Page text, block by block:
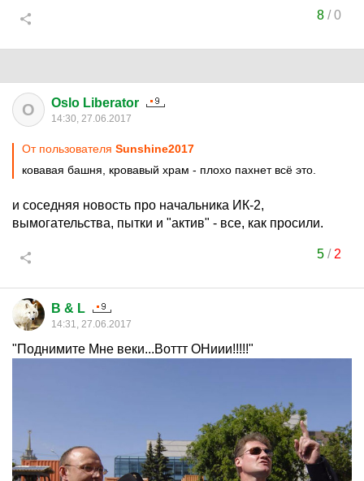
8/0
O Oslo Liberator
14:30, 27.06.2017
От пользователя Sunshine2017
ковавая башня, кровавый храм - плохо пахнет всё это.
и соседняя новость про начальника ИК-2,
вымогательства, пытки и "актив" - все, как просили.
5/ 2
B & L
14:31, 27.06.2017
"Поднимите Мне веки...Воттт ОНиии!!!!!"